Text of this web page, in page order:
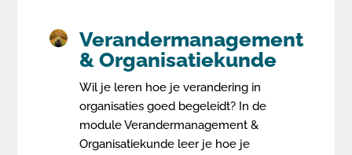
Verandermanagement
& Organisatiekunde
Wil je leren hoe je verandering in
organisaties goed begeleidt? In de
module Verandermanagement &
Organisatiekunde leer je hoe je